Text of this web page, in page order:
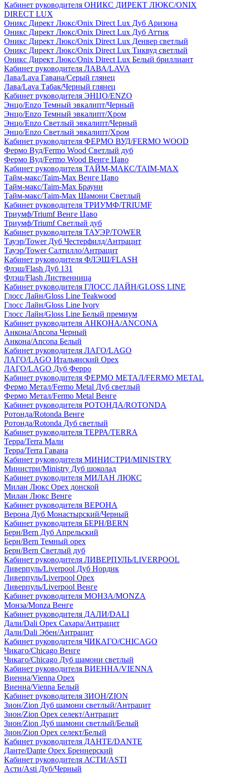
Кабинет руководителя ОНИКС ДИРЕКТ ЛЮКС/ONIX
DIRECT LUX
Оникс Директ Люкс/Onix Direct Lux Дуб Аризона
Оникс Директ Люкс/Onix Direct Lux Дуб Аттик
Оникс Директ Люкс/Onix Direct Lux Денвер светлый
Оникс Директ Люкс/Onix Direct Lux Тиквуд светлый
Оникс Директ Люкс/Onix Direct Lux Белый бриллиант
Кабинет руководителя ЛАВА/LAVA
Лава/Lava Гавана/Серый глянец
Лава/Lava Табак/Черный глянец
Кабинет руководителя ЭНЦО/ENZO
Энцо/Enzo Темный эвкалипт/Черный
Энцо/Enzo Темный эвкалипт/Хром
Энцо/Enzo Светлый эвкалипт/Черный
Энцо/Enzo Светлый эвкалипт/Хром
Кабинет руководителя ФЕРМО ВУД/FERMO WOOD
Фермо Вуд/Fermo Wood Светлый дуб
Фермо Вуд/Fermo Wood Венге Цаво
Кабинет руководителя ТАЙМ-МАКС/TAIM-MAX
Тайм-макс/Taim-Max Венге Цаво
Тайм-макс/Taim-Max Брауни
Тайм-макс/Taim-Max Шамони Светлый
Кабинет руководителя ТРИУМФ/TRIUMF
Триумф/Triumf Венге Цаво
Триумф/Triumf Светлый дуб
Кабинет руководителя ТАУЭР/TOWER
Тауэр/Tower Дуб Честерфилд/Антрацит
Тауэр/Tower Салтилло/Антрацит
Кабинет руководителя ФЛЭШ/FLASH
Флэш/Flash Дуб 131
Флэш/Flash Лиственница
Кабинет руководителя ГЛОСС ЛАЙН/GLOSS LINE
Глосс Лайн/Gloss Line Teakwood
Глосс Лайн/Gloss Line Ivory
Глосс Лайн/Gloss Line Белый премиум
Кабинет руководителя АНКОНА/ANCONA
Анкона/Ancona Черный
Анкона/Ancona Белый
Кабинет руководителя ЛАГО/LAGO
ЛАГО/LAGO Итальянский Орех
ЛАГО/LAGO Дуб Ферро
Кабинет руководителя ФЕРМО МЕТАЛ/FERMO METAL
Фермо Метал/Fermo Metal Дуб светлый
Фермо Метал/Fermo Metal Венге
Кабинет руководителя РОТОНДА/ROTONDA
Ротонда/Rotonda Венге
Ротонда/Rotonda Дуб светлый
Кабинет руководителя ТЕРРА/TERRA
Терра/Terra Мали
Терра/Terra Гавана
Кабинет руководителя МИНИСТРИ/MINISTRY
Министри/Ministry Дуб шоколад
Кабинет руководителя МИЛАН ЛЮКС
Милан Люкс Орех донской
Милан Люкс Венге
Кабинет руководителя ВЕРОНА
Верона Дуб Монастырский/Черный
Кабинет руководителя БЕРН/BERN
Берн/Bern Дуб Апрельский
Берн/Bern Темный орех
Берн/Bern Светлый дуб
Кабинет руководителя ЛИВЕРПУЛЬ/LIVERPOOL
Ливерпуль/Liverpool Дуб Нордик
Ливерпуль/Liverpool Орех
Ливерпуль/Liverpool Венге
Кабинет руководителя МОНЗА/MONZA
Монза/Monza Венге
Кабинет руководителя ДАЛИ/DALI
Дали/Dali Орех Cахара/Антрацит
Дали/Dali Эбен/Антрацит
Кабинет руководителя ЧИКАГО/CHICAGO
Чикаго/Chicago Венге
Чикаго/Chicago Дуб шамони светлый
Кабинет руководителя ВИЕННА/VIENNA
Виенна/Vienna Орех
Виенна/Vienna Белый
Кабинет руководителя ЗИОН/ZION
Зион/Zion Дуб шамони светлый/Антрацит
Зион/Zion Орех селект/Антрацит
Зион/Zion Дуб шамони светлый/Белый
Зион/Zion Орех селект/Белый
Кабинет руководителя ДАНТЕ/DANTE
Данте/Dante Орех Бреннерский
Кабинет руководителя АСТИ/ASTI
Асти/Asti Дуб/Черный